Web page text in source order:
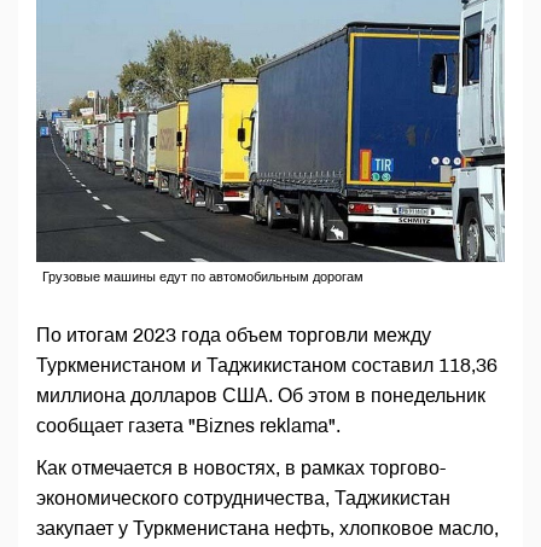
Грузовые машины едут по автомобильным дорогам
По итогам 2023 года объем торговли между
Туркменистаном и Таджикистаном составил 118,36
миллиона долларов США. Об этом в понедельник
сообщает газета "Biznes reklama".
Как отмечается в новостях, в рамках торгово-
экономического сотрудничества, Таджикистан
закупает у Туркменистана нефть, хлопковое масло,